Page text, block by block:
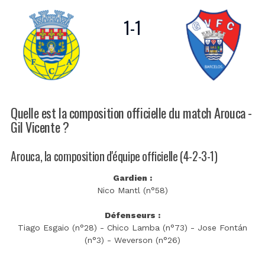
1-1
Quelle est la composition officielle du match Arouca -
Gil Vicente ?
Arouca, la composition d'équipe officielle (4-2-3-1)
Gardien :
Nico Mantl (n°58)
Défenseurs :
Tiago Esgaio (n°28) - Chico Lamba (n°73) - Jose Fontán
(n°3) - Weverson (n°26)